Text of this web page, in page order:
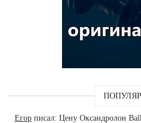
Егор писал: Цену Оксандролон